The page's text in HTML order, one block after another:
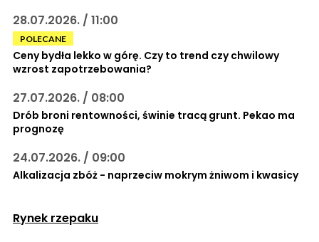
POLECANE
Ceny bydła lekko w górę. Czy to trend czy chwilowy
wzrost zapotrzebowania?
28.07.2026. / 11:00
Drób broni rentowności, świnie tracą grunt. Pekao ma
prognozę
27.07.2026. / 08:00
Alkalizacja zbóż - naprzeciw mokrym żniwom i kwasicy
24.07.2026. / 09:00
Rynek rzepaku